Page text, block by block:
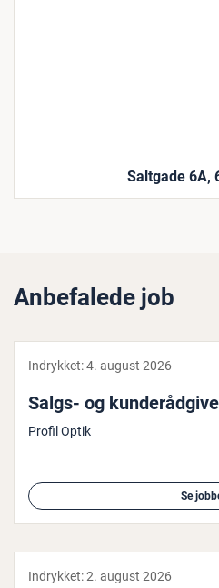
Saltgade 6A,
Anbefalede job
Indrykket:4. august 2026
Salgs- og
Profil Optik
Se
Indrykket:2. august 2026